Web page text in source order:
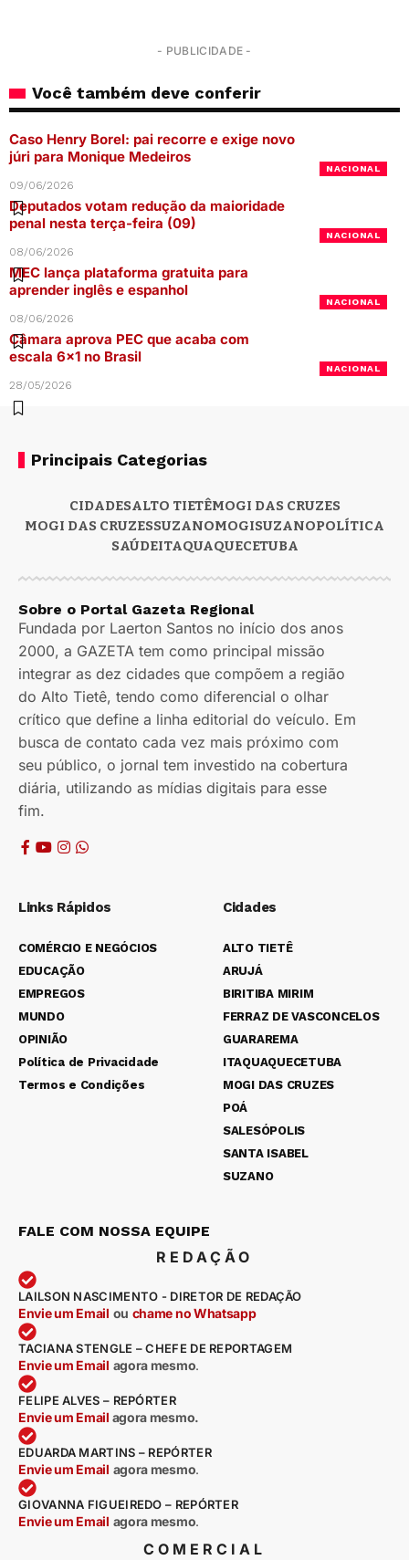
- PUBLICIDADE -
Você também deve conferir
NACIONAL
Caso Henry Borel: pai recorre e exige novo
júri para Monique Medeiros
09/06/2026
NACIONAL
Deputados votam redução da maioridade
penal nesta terça-feira (09)
08/06/2026
NACIONAL
MEC lança plataforma gratuita para
aprender inglês e espanhol
08/06/2026
NACIONAL
Câmara aprova PEC que acaba com
escala 6×1 no Brasil
28/05/2026
Principais Categorias
CIDADESALTO TIETÊMOGI DAS CRUZES
MOGI DAS CRUZESSUZANOMOGISUZANOPOLÍTICA
SAÚDEITAQUAQUECETUBA
Sobre o Portal Gazeta Regional
Fundada por Laerton Santos no início dos anos
2000, a GAZETA tem como principal missão
integrar as dez cidades que compõem a região
do Alto Tietê, tendo como diferencial o olhar
crítico que define a linha editorial do veículo. Em
busca de contato cada vez mais próximo com
seu público, o jornal tem investido na cobertura
diária, utilizando as mídias digitais para esse
fim.
Links Rápidos
COMÉRCIO E NEGÓCIOS
EDUCAÇÃO
EMPREGOS
MUNDO
OPINIÃO
Política de Privacidade
Termos e Condições
Cidades
ALTO TIETÊ
ARUJÁ
BIRITIBA MIRIM
FERRAZ DE VASCONCELOS
GUARAREMA
ITAQUAQUECETUBA
MOGI DAS CRUZES
POÁ
SALESÓPOLIS
SANTA ISABEL
SUZANO
FALE COM NOSSA EQUIPE
REDAÇÃO
LAILSON NASCIMENTO - DIRETOR DE REDAÇÃO
Envie um Email ou chame no Whatsapp
TACIANA STENGLE – CHEFE DE REPORTAGEM
Envie um Email agora mesmo.
FELIPE ALVES – REPÓRTER
Envie um Email agora mesmo.
EDUARDA MARTINS – REPÓRTER
Envie um Email agora mesmo.
GIOVANNA FIGUEIREDO – REPÓRTER
Envie um Email agora mesmo.
COMERCIAL